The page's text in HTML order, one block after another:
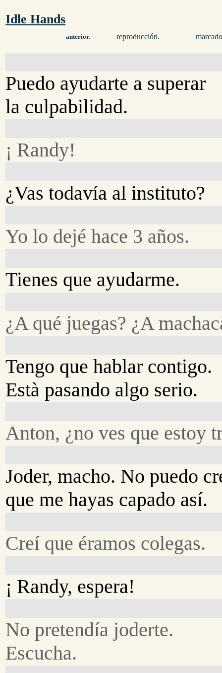
Idle Hands
anterior. reproducción.
Puedo ayudarte a superar
la culpabilidad.
¡ Randy!
¿Vas todavía al instituto?
Yo lo dejé hace 3 años.
Tienes que ayudarme.
¿A qué juegas? ¿A
Tengo que hablar contigo.
Està pasando algo serio.
Anton, ¿no ves que estoy
Joder, macho. No puedo
que me hayas capado así.
Creí que éramos colegas.
¡ Randy, espera!
No pretendía joderte.
Escucha.